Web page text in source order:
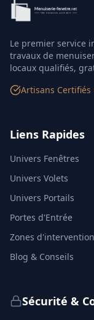
Le premier service
travaux de
locaux qualifiés,
Artisans Certifiés
Liens Rapides
Univers Fenêtres
Univers Volets
Univers Portails
Portes d'Entrée
Zones
Blog & Conseils
Sécurité &